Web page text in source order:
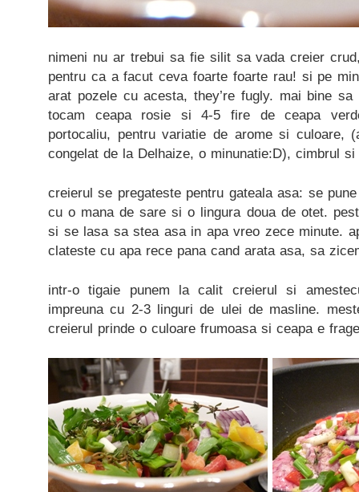
nimeni nu ar trebui sa fie silit sa vada creier
pentru ca a facut ceva foarte foarte rau! si pe
arat pozele cu acesta, they’re fugly. mai bine
tocam ceapa rosie si 4-5 fire de ceapa
portocaliu, pentru variatie de arome si culoare,
congelat de la Delhaize, o minunatie:D), cimbrul si
creierul se pregateste pentru gateala asa: se
cu o mana de sare si o lingura doua de otet.
si se lasa sa stea asa in apa vreo zece minute.
clateste cu apa rece pana cand arata asa, sa
intr-o tigaie punem la calit creierul si
impreuna cu 2-3 linguri de ulei de masline.
creierul prinde o culoare frumoasa si ceapa e